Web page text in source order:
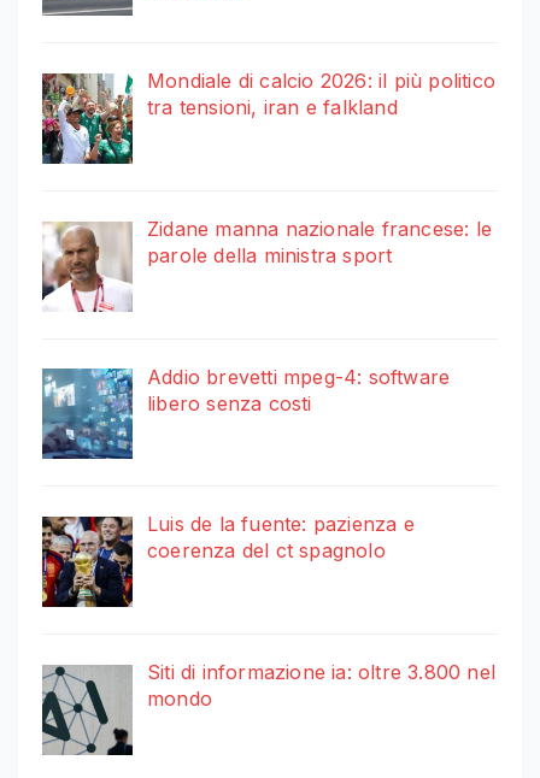
Mondiale di calcio 2026: il più politico
tra tensioni, iran e falkland
Zidane manna nazionale francese: le
parole della ministra sport
Addio brevetti mpeg-4: software
libero senza costi
Luis de la fuente: pazienza e
coerenza del ct spagnolo
Siti di informazione ia: oltre 3.800 nel
mondo